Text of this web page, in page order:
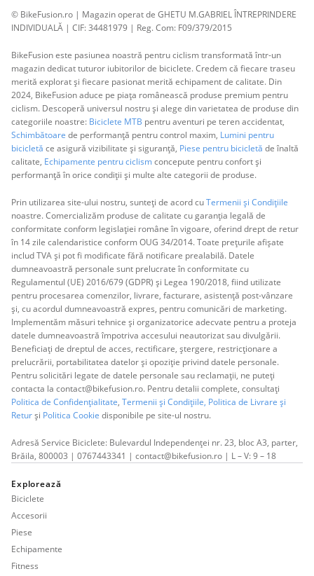
© BikeFusion.ro | Magazin operat de GHETU M.GABRIEL ÎNTREPRINDERE
INDIVIDUALĂ | CIF: 34481979 | Reg. Com: F09/379/2015
BikeFusion este pasiunea noastră pentru ciclism transformată într-un
magazin dedicat tuturor iubitorilor de biciclete. Credem că fiecare traseu
merită explorat și fiecare pasionat merită echipament de calitate. Din
2024, BikeFusion aduce pe piața românească produse premium pentru
ciclism. Descoperă universul nostru și alege din varietatea de produse din
categoriile noastre: Biciclete MTB pentru aventuri pe teren accidentat,
Schimbătoare de performanță pentru control maxim, Lumini pentru
bicicletă ce asigură vizibilitate și siguranță, Piese pentru bicicletă de înaltă
calitate, Echipamente pentru ciclismconcepute pentru confort și
performanță în orice condiții și multe alte categorii de produse.
Prin utilizarea site-ului nostru, sunteți de acord cuTermenii și Condițiile
noastre. Comercializăm produse de calitate cu garanția legală de
conformitate conform legislației române în vigoare, oferind drept de retur
în 14 zile calendaristice conform OUG 34/2014. Toate prețurile afișate
includ TVA și pot fi modificate fără notificare prealabilă. Datele
dumneavoastră personale sunt prelucrate în conformitate cu
Regulamentul (UE) 2016/679 (GDPR) și Legea 190/2018, fiind utilizate
pentru procesarea comenzilor, livrare, facturare, asistență post-vânzare
și, cu acordul dumneavoastră expres, pentru comunicări de marketing.
Implementăm măsuri tehnice și organizatorice adecvate pentru a proteja
datele dumneavoastră împotriva accesului neautorizat sau divulgării.
Beneficiați de dreptul de acces, rectificare, ștergere, restricționare a
prelucrării, portabilitatea datelor și opoziție privind datele personale.
Pentru solicitări legate de datele personale sau reclamații, ne puteți
contacta la contact@bikefusion.ro. Pentru detalii complete, consultați
Politica de Confidențialitate, Termenii și Condițiile, Politica de Livrare și
Returși Politica Cookie disponibile pe site-ul nostru.
Adresă Service Biciclete: Bulevardul Independenței nr. 23, bloc A3, parter,
Brăila, 800003 | 0767443341 | contact@bikefusion.ro | L – V: 9 – 18
Explorează
Biciclete
Accesorii
Piese
Echipamente
Fitness